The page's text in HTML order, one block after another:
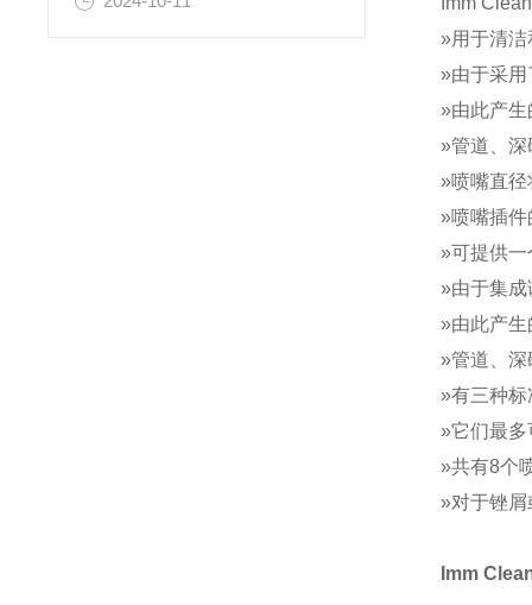
»用于清
»由于采
»由此产
»管道、
»喷嘴直
»喷嘴插
»可提供
»由于集
»由此产
»管道、
»有三种标
»它们最
»共有8个
»对于锉
Imm